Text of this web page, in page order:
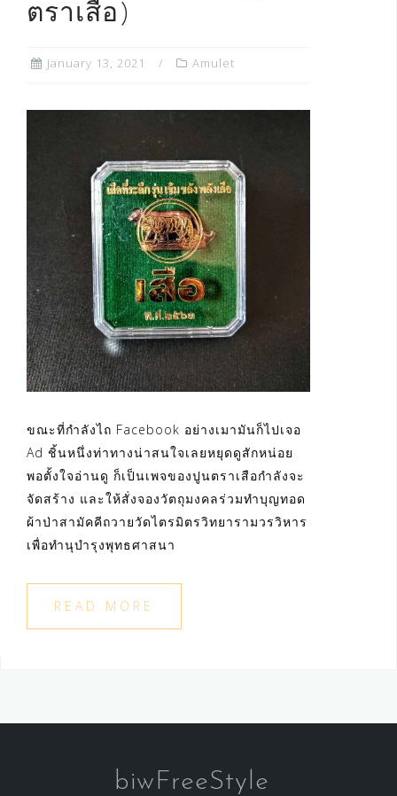
ตราเสือ)
January 13, 2021 Amulet
ขณะที่กำลังไถ Facebook อย่างเมามันก็ไปเจอ
Ad ชิ้นหนึ่งท่าทางน่าสนใจเลยหยุดดูสักหน่อย
พอตั้งใจอ่านดู ก็เป็นเพจของปูนตราเสือกำลังจะ
จัดสร้าง และให้สั่งจองวัตถุมงคลร่วมทำบุญทอด
ผ้าป่าสามัคคีถวายวัดไตรมิตรวิทยารามวรวิหาร
เพื่อทำนุบำรุงพุทธศาสนา
READ MORE
biwFreeStyle